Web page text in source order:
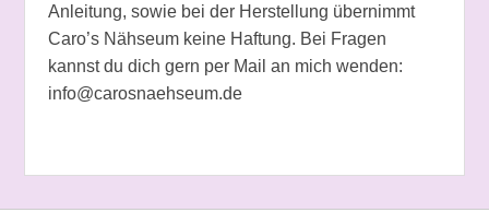
Anleitung, sowie bei der Herstellung übernimmt
Caro’s Nähseum keine Haftung. Bei Fragen
kannst du dich gern per Mail an mich wenden:
info@carosnaehseum.de